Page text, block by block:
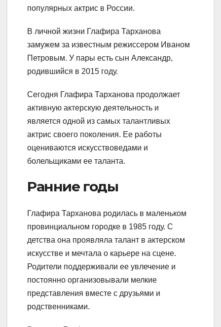
популярных актрис в России.
В личной жизни Глафира Тарханова
замужем за известным режиссером Иваном
Петровым. У пары есть сын Александр,
родившийся в 2015 году.
Сегодня Глафира Тарханова продолжает
активную актерскую деятельность и
является одной из самых талантливых
актрис своего поколения. Ее работы
оцениваются искусствоведами и
болельщиками ее таланта.
Ранние годы
Глафира Тарханова родилась в маленьком
провинциальном городке в 1985 году. С
детства она проявляла талант в актерском
искусстве и мечтала о карьере на сцене.
Родители поддерживали ее увлечение и
постоянно организовывали мелкие
представления вместе с друзьями и
родственниками.